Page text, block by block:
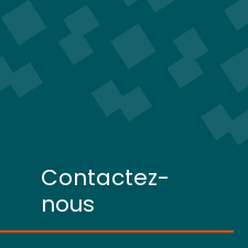
Contactez-
nous